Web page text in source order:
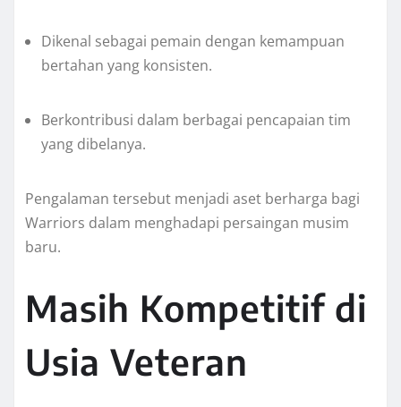
Dikenal sebagai pemain dengan kemampuan
bertahan yang konsisten.
Berkontribusi dalam berbagai pencapaian tim
yang dibelanya.
Pengalaman tersebut menjadi aset berharga bagi
Warriors dalam menghadapi persaingan musim
baru.
Masih Kompetitif di
Usia Veteran